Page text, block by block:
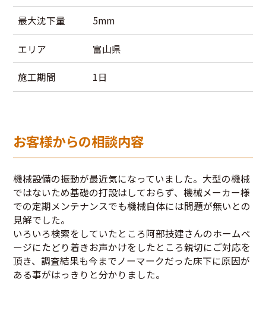
最大沈下量 5mm
エリア 富山県
施工期間 1日
お客様からの相談内容
機械設備の振動が最近気になっていました。大型の機械
ではないため基礎の打設はしておらず、機械メーカー様
での定期メンテナンスでも機械自体には問題が無いとの
見解でした。
いろいろ検索をしていたところ阿部技建さんのホームペ
ージにたどり着きお声かけをしたところ親切にご対応を
頂き、調査結果も今までノーマークだった床下に原因が
ある事がはっきりと分かりました。